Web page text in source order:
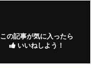
この記事が気に入ったら
いいねしよう！